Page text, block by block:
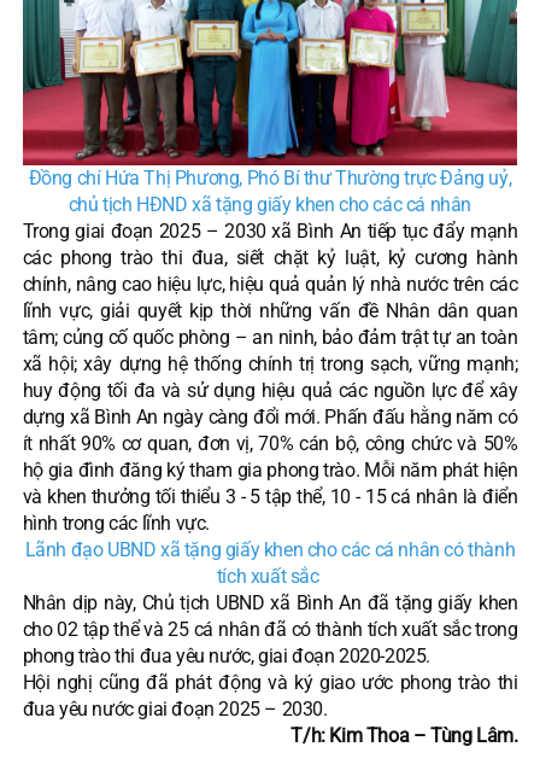
Đồng chí Hứa Thị Phương, Phó Bí thư Thường trực Đảng uỷ,
chủ tịch HĐND xãtặng giấy khen cho các cá nhân
Trong giai đoạn 2025 – 2030 xã Bình An tiếp tục đẩy mạnh
các phong trào thi đua, siết chặt kỷ luật, kỷ cương hành
chính, nâng cao hiệu lực, hiệu quả quản lý nhà nước trên các
lĩnh vực, giải quyết kịp thời những vấn đề Nhân dân quan
tâm; củng cố quốc phòng – an ninh, bảo đảm trật tự an toàn
xã hội; xây dựng hệ thống chính trị trong sạch, vững mạnh;
huy động tối đa và sử dụng hiệu quả các nguồn lực để xây
dựng xã Bình An ngày càng đổi mới. Phấn đấu hằng năm có
ít nhất 90% cơ quan, đơn vị, 70% cán bộ, công chức và 50%
hộ gia đình đăng ký tham gia phong trào. Mỗi năm phát hiện
và khen thưởng tối thiểu 3 - 5 tập thể, 10 - 15 cá nhân là điển
hình trong các lĩnh vực.
Lãnh đạo UBND xã tặng giấy khen cho các cá nhân có thành
tích xuất sắc
Nhân dịp này, Chủ tịch UBND xã Bình An đã tặng giấy khen
cho 02 tập thể và 25 cá nhân đã có thành tích xuất sắc trong
phong trào thi đua yêu nước, giai đoạn 2020-2025.
Hội nghị cũng đã phát động và ký giao ước phong trào thi
đua yêu nước giai đoạn 2025 – 2030.
T/h: Kim Thoa – Tùng Lâm.